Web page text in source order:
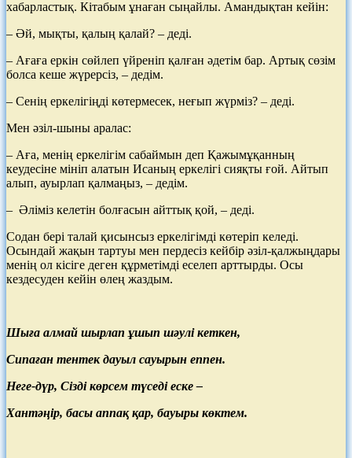
хабарластық. Кітабым ұнаған сыңайлы. Амандықтан кейін:
– Әй, мықты, қалың қалай? – деді.
– Ағаға еркін сөйлеп үйреніп қалған әдетім бар. Артық сөзім
болса кеше жүрерсіз, – дедім.
– Сенің еркелігіңді көтермесек, неғып жүрміз? – деді.
Мен әзіл-шыны аралас:
– Аға, менің еркелігім сабаймын деп Қажымұқанның
кеудесіне мініп алатын Исаның еркелігі сияқты ғой. Айтып
алып, ауырлап қалмаңыз, – дедім.
– Әліміз келетін болғасын айттық қой, – деді.
Содан бері талай қисынсыз еркелігімді көтеріп келеді.
Осындай жақын тартуы мен пердесіз кейбір әзіл-қалжыңдары
менің ол кісіге деген құрметімді еселеп арттырды. Осы
кездесуден кейін өлең жаздым.
Шыға алмай шырлап ұшып шәулі кеткен,
Сипаған тентек дауыл сауырын еппен.
Неге-дүр, Сізді көрсем түседі еске –
Хантәңір, басы аппақ қар, бауыры көктем.